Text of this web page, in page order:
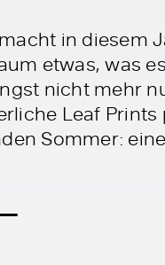
in diesem
etwas, was
nicht mehr
Leaf Prints
Sommer: